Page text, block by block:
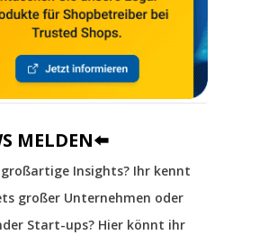
MELDEN⬅️
Insights? Ihr kennt
großer Unternehmen oder
Start-ups? Hier könnt ihr